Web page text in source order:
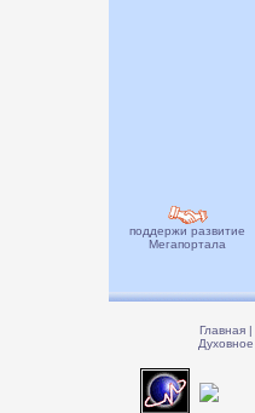
поддержи развитие
Мегапортала
Главная |
Духовное